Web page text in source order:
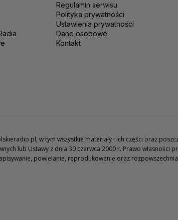
Regulamin serwisu
Polityka prywatności
Ustawienia prywatności
Dane osobowe
Kontakt
w tym wszystkie materiały i ich części oraz
lub Ustawy z dnia 30 czerwca 2000 r. Prawo
powielanie, reprodukowanie oraz